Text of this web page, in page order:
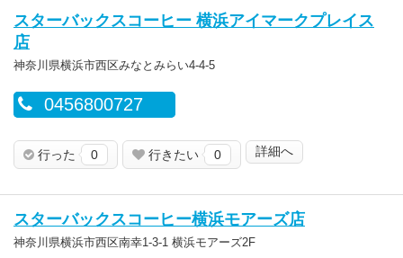
スターバックスコーヒー 横浜アイマークプレイス
店
神奈川県横浜市西区みなとみらい4-4-5
0456800727
行った 0 行きたい 0 詳細へ
スターバックスコーヒー横浜モアーズ店
神奈川県横浜市西区南幸1-3-1 横浜モアーズ2F